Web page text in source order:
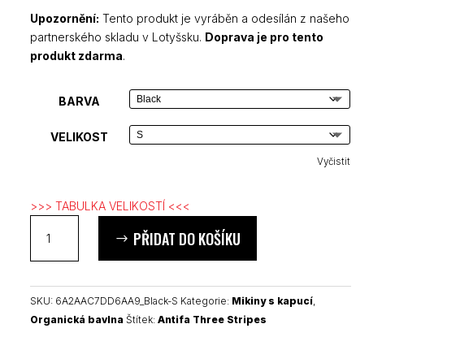
Upozornění: Tento produkt je vyráběn a odesílán z našeho
partnerského skladu v Lotyšsku. Doprava je pro tento
produkt zdarma.
BARVA
VELIKOST
Vyčistit
>>> TABULKA VELIKOSTÍ <<<
Three
Stripes
organická
mikina
PŘIDAT DO KOŠÍKU
SKU: 6A2AAC7DD6AA9_Black-S Kategorie: Mikiny s kapucí,
Organická bavlna Štítek: Antifa Three Stripes